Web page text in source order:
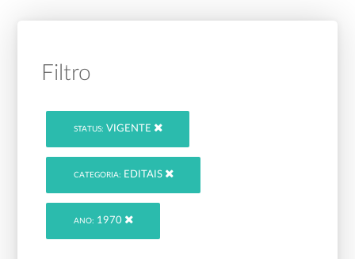
Filtro
STATUS: VIGENTE
CATEGORIA: EDITAIS
ANO: 1970